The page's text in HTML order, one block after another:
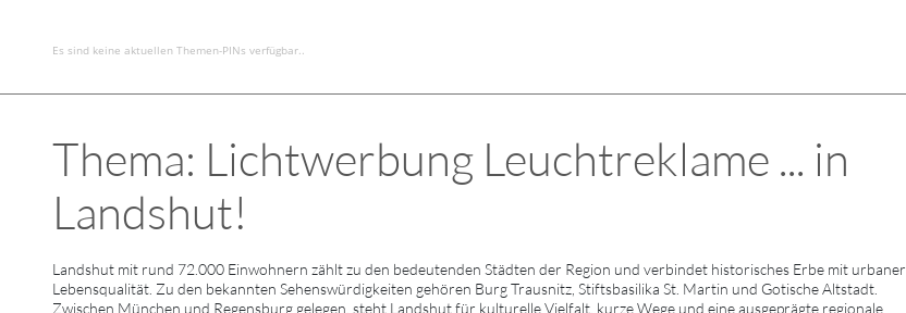
Es sind keine aktuellen Themen-PINs verfügbar..
Thema: Lichtwerbung Leuchtreklame ... in
Landshut!
Landshut mit rund 72.000 Einwohnern zählt zu den bedeutenden Städten der Region und verbindet historisches Erbe mit urbaner
Lebensqualität. Zu den bekannten Sehenswürdigkeiten gehören Burg Trausnitz, Stiftsbasilika St. Martin und Gotische Altstadt.
Zwischen München und Regensburg gelegen, steht Landshut für kulturelle Vielfalt, kurze Wege und eine ausgeprägte regionale